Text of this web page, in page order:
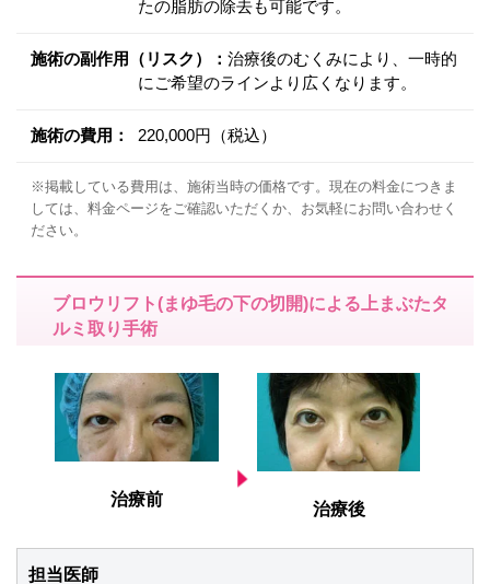
たの脂肪の除去も可能です。
施術の副作用（リスク）： 治療後のむくみにより、一時的
にご希望のラインより広くなります。
施術の費用： 220,000円（税込）
※掲載している費用は、施術当時の価格です。現在の料金につきま
しては、料金ページをご確認いただくか、お気軽にお問い合わせく
ださい。
ブロウリフト(まゆ毛の下の切開)による上まぶたタ
ルミ取り手術
治療前
治療後
担当医師